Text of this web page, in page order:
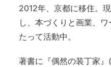
2012年、京都に移住。
し、本づくりと画業、
たって活動中。
著書に『偶然の装丁家』